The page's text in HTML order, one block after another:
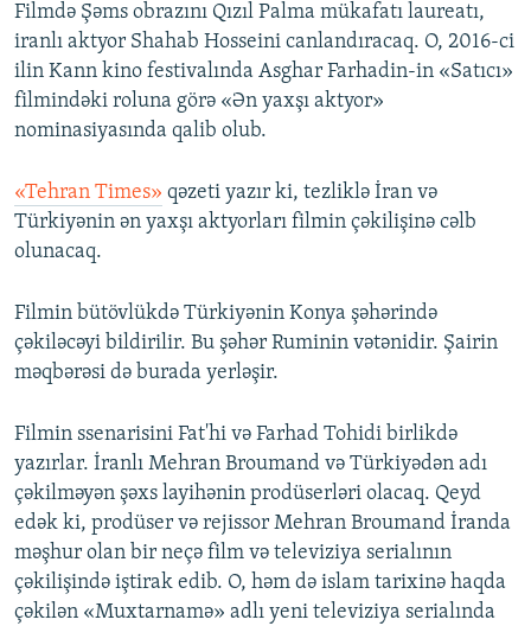
Filmdə Şəms obrazını Qızıl Palma mükafatı laureatı,
iranlı aktyor Shahab Hosseini canlandıracaq. O, 2016-ci
ilin Kann kino festivalında Asghar Farhadin-in «Satıcı»
filmindəki roluna görə «Ən yaxşı aktyor»
nominasiyasında qalib olub.
«Tehran Times» qəzeti yazır ki, tezliklə İran və
Türkiyənin ən yaxşı aktyorları filmin çəkilişinə cəlb
olunacaq.
Filmin bütövlükdə Türkiyənin Konya şəhərində
çəkiləcəyi bildirilir. Bu şəhər Ruminin vətənidir. Şairin
məqbərəsi də burada yerləşir.
Filmin ssenarisini Fat'hi və Farhad Tohidi birlikdə
yazırlar. İranlı Mehran Broumand və Türkiyədən adı
çəkilməyən şəxs layihənin prodüserləri olacaq. Qeyd
edək ki, prodüser və rejissor Mehran Broumand İranda
məşhur olan bir neçə film və televiziya serialının
çəkilişində iştirak edib. O, həm də islam tarixinə haqda
çəkilən «Muxtarnamə» adlı yeni televiziya serialında